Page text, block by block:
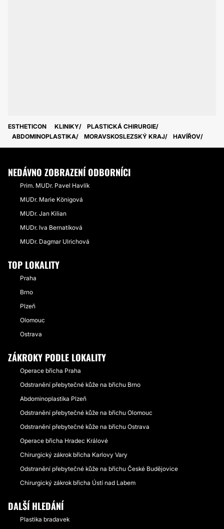
ESTHETICON KLINIKY
PLASTICKÁ CHIRURGIE
ABDOMINOPLASTIKA
MORAVSKOSLEZSKÝ KRAJ HAVÍŘOV
NEDÁVNO ZOBRAZENÍ ODBORNÍCI
Prim. MUDr. Pavel Havlík
MUDr. Marie Königová
MUDr. Jan Kilian
MUDr. Iva Bernatíková
MUDr. Dagmar Ulrichová
TOP LOKALITY
Praha
Brno
Plzeň
Olomouc
Ostrava
ZÁKROKY PODLE LOKALITY
Operace břicha Praha
Odstranění přebytečné kůže na břichu Brno
Abdominoplastika Plzeň
Odstranění přebytečné kůže na břichu Olomouc
Odstranění přebytečné kůže na břichu Ostrava
Operace břicha Hradec Králové
Chirurgický zákrok břicha Karlovy Vary
Odstranění přebytečné kůže na břichu České Budějovice
Chirurgický zákrok břicha Ústí nad Labem
DALŠÍ HLEDÁNÍ
Plastika bradavek